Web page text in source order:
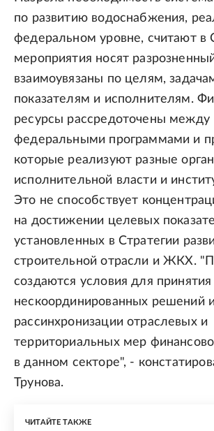
по развитию водоснабжения,
федеральном уровне, считают в
мероприятия носят
взаимоувязаны по целям,
показателям и исполнителям.
ресурсы рассредоточены между
федеральными программами и
которые реализуют разные
исполнительной власти и
Это не способствует
на достижении целевых
установленных в Стратегии
строительной отрасли и ЖКХ.
создаются условия для принятия
нескоординированных решений и
рассинхронизации отраслевых и
территориальных мер
в данном секторе", -
Трунова.
ЧИТАЙТЕ ТАКЖЕ